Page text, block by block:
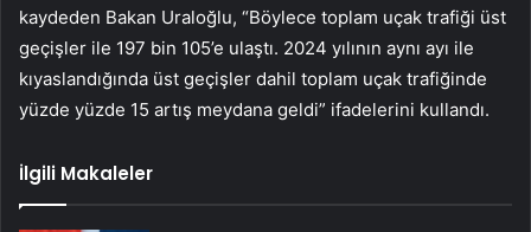
kaydeden Bakan Uraloğlu, “Böylece toplam uçak trafiği üst
geçişler ile 197 bin 105’e ulaştı. 2024 yılının aynı ayı ile
kıyaslandığında üst geçişler dahil toplam uçak trafiğinde
yüzde yüzde 15 artış meydana geldi” ifadelerini kullandı.
İlgili Makaleler